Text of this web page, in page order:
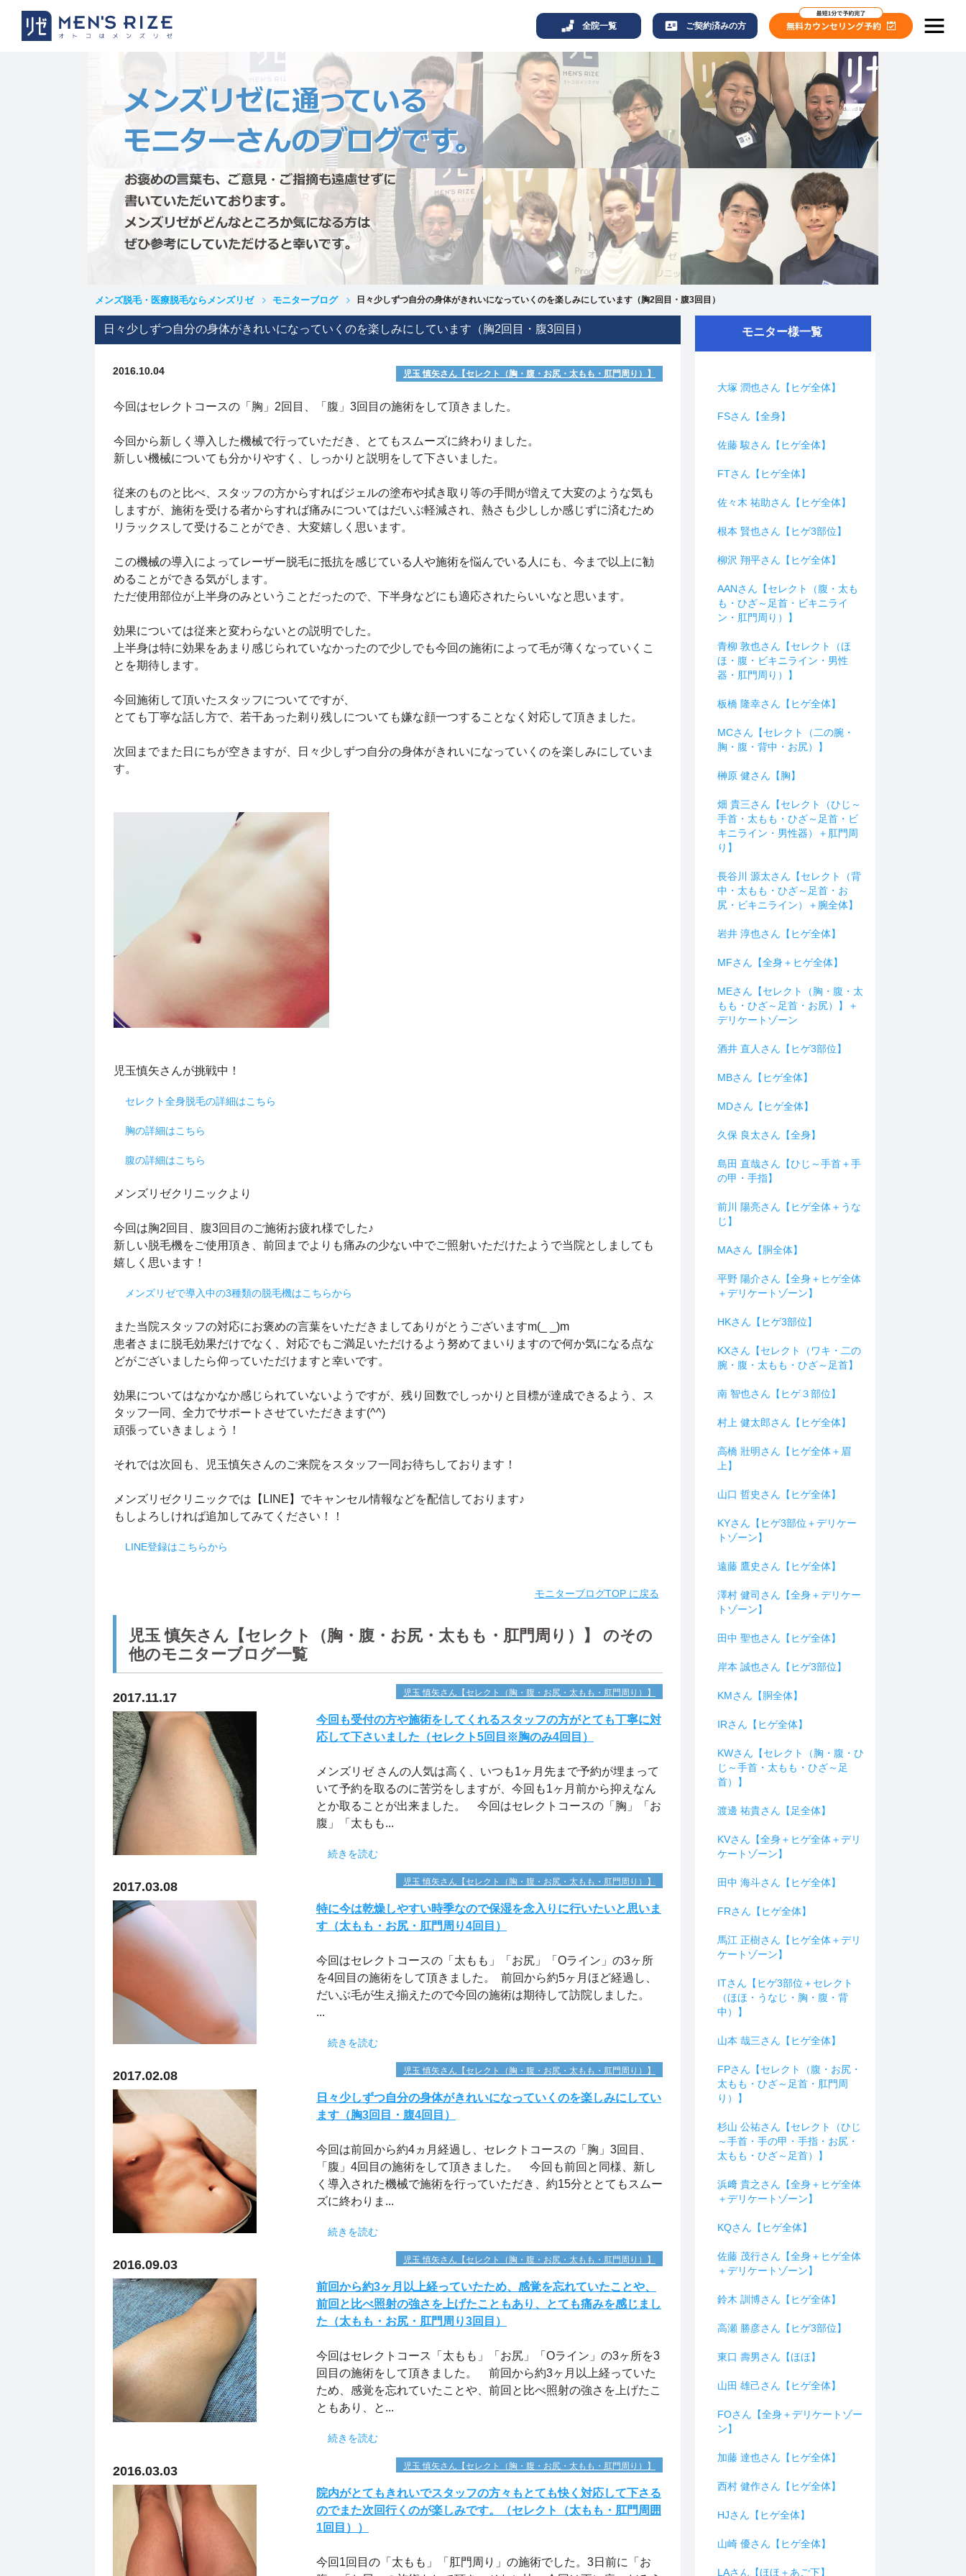
全院一覧 ご契約済みの方
メンズ脱毛・医療脱毛ならメンズリゼ モニターブログ 日々少しずつ自分の身体がきれいになっていくのを楽しみにしています（胸2回目・腹3回目）
日々少しずつ自分の身体がきれいになっていくのを楽しみにしています（胸2回目・腹3回目）
2016.10.04 児玉 慎矢さん【セレクト（胸・腹・お尻・太もも・肛門周り）】
今回はセレクトコースの「胸」2回目、「腹」3回目の施術をして頂きました。
今回から新しく導入した機械で行っていただき、とてもスムーズに終わりました。
新しい機械についても分かりやすく、しっかりと説明をして下さいました。
従来のものと比べ、スタッフの方からすればジェルの塗布や拭き取り等の手間が増えて大変のような気も
しますが、施術を受ける者からすれば痛みについてはだいぶ軽減され、熱さも少ししか感じずに済むため
リラックスして受けることができ、大変嬉しく思います。
この機械の導入によってレーザー脱毛に抵抗を感じている人や施術を悩んでいる人にも、今まで以上に勧
めることができる気がします。
ただ使用部位が上半身のみということだったので、下半身などにも適応されたらいいなと思います。
効果については従来と変わらないとの説明でした。
上半身は特に効果をあまり感じられていなかったので少しでも今回の施術によって毛が薄くなっていくこ
とを期待します。
今回施術して頂いたスタッフについてですが、
とても丁寧な話し方で、若干あった剃り残しについても嫌な顔一つすることなく対応して頂きました。
次回までまた日にちが空きますが、日々少しずつ自分の身体がきれいになっていくのを楽しみにしていま
す。
児玉慎矢さんが挑戦中！
セレクト全身脱毛の詳細はこちら
胸の詳細はこちら
腹の詳細はこちら
メンズリゼクリニックより
今回は胸2回目、腹3回目のご施術お疲れ様でした♪
新しい脱毛機をご使用頂き、前回までよりも痛みの少ない中でご照射いただけたようで当院としましても
嬉しく思います！
メンズリゼで導入中の3種類の脱毛機はこちらから
また当院スタッフの対応にお褒めの言葉をいただきましてありがとうございますm(_ _)m
患者さまに脱毛効果だけでなく、対応でもご満足いただけるよう努めてまいりますので何か気になる点な
どがございましたら仰っていただけますと幸いです。
効果についてはなかなか感じられていないようですが、残り回数でしっかりと目標が達成できるよう、ス
タッフ一同、全力でサポートさせていただきます(^^)
頑張っていきましょう！
それでは次回も、児玉慎矢さんのご来院をスタッフ一同お待ちしております！
メンズリゼクリニックでは【LINE】でキャンセル情報などを配信しております♪
もしよろしければ追加してみてください！！
LINE登録はこちらから
モニターブログTOP に戻る
児玉 慎矢さん【セレクト（胸・腹・お尻・太もも・肛門周り）】 のその
他のモニターブログ一覧
2017.11.17 児玉 慎矢さん【セレクト（胸・腹・お尻・太もも・肛門周り）】
今回も受付の方や施術をしてくれるスタッフの方がとても丁寧に対
応して下さいました（セレクト5回目※胸のみ4回目）
メンズリゼ さんの人気は高く、いつも1ヶ月先まで予約が埋まって
いて予約を取るのに苦労をしますが、今回も1ヶ月前から抑えなん
とか取ることが出来ました。 今回はセレクトコースの「胸」「お
腹」「太もも...
続きを読む
2017.03.08 児玉 慎矢さん【セレクト（胸・腹・お尻・太もも・肛門周り）】
特に今は乾燥しやすい時季なので保湿を念入りに行いたいと思いま
す（太もも・お尻・肛門周り4回目）
今回はセレクトコースの「太もも」「お尻」「Oライン」の3ヶ所
を4回目の施術をして頂きました。 前回から約5ヶ月ほど経過し、
だいぶ毛が生え揃えたので今回の施術は期待して訪院しました。
...
続きを読む
2017.02.08 児玉 慎矢さん【セレクト（胸・腹・お尻・太もも・肛門周り）】
日々少しずつ自分の身体がきれいになっていくのを楽しみにしてい
ます（胸3回目・腹4回目）
今回は前回から約4ヵ月経過し、セレクトコースの「胸」3回目、
「腹」4回目の施術をして頂きました。 今回も前回と同様、新し
く導入された機械で施術を行っていただき、約15分ととてもスムー
ズに終わりま...
続きを読む
2016.09.03 児玉 慎矢さん【セレクト（胸・腹・お尻・太もも・肛門周り）】
前回から約3ヶ月以上経っていたため、感覚を忘れていたことや、
前回と比べ照射の強さを上げたこともあり、とても痛みを感じまし
た（太もも・お尻・肛門周り3回目）
今回はセレクトコース「太もも」「お尻」「Oライン」の3ヶ所を3
回目の施術をして頂きました。 前回から約3ヶ月以上経っていた
ため、感覚を忘れていたことや、前回と比べ照射の強さを上げたこ
ともあり、と...
続きを読む
2016.03.03 児玉 慎矢さん【セレクト（胸・腹・お尻・太もも・肛門周り）】
院内がとてもきれいでスタッフの方々もとても快く対応して下さる
のでまた次回行くのが楽しみです。（セレクト（太もも・肛門周囲
1回目））
今回1回目の「太もも」「肛門周り」の施術でした。3日前に「お
モニター様一覧
大塚 潤也さん【ヒゲ全体】
FSさん【全身】
佐藤 駿さん【ヒゲ全体】
FTさん【ヒゲ全体】
佐々木 祐助さん【ヒゲ全体】
根本 賢也さん【ヒゲ3部位】
柳沢 翔平さん【ヒゲ全体】
AANさん【セレクト（腹・太も
も・ひざ～足首・ビキニライ
ン・肛門周り）】
青柳 敦也さん【セレクト（ほ
ほ・腹・ビキニライン・男性
器・肛門周り）】
板橋 隆幸さん【ヒゲ全体】
MCさん【セレクト（二の腕・
胸・腹・背中・お尻）】
榊原 健さん【胸】
畑 貴三さん【セレクト（ひじ～
手首・太もも・ひざ～足首・ビ
キニライン・男性器）＋肛門周
り】
長谷川 源太さん【セレクト（背
中・太もも・ひざ～足首・お
尻・ビキニライン）＋腕全体】
岩井 淳也さん【ヒゲ全体】
MFさん【全身＋ヒゲ全体】
MEさん【セレクト（胸・腹・太
もも・ひざ～足首・お尻）】＋
デリケートゾーン
酒井 直人さん【ヒゲ3部位】
MBさん【ヒゲ全体】
MDさん【ヒゲ全体】
久保 良太さん【全身】
島田 直哉さん【ひじ～手首＋手
の甲・手指】
前川 陽亮さん【ヒゲ全体＋うな
じ】
MAさん【胴全体】
平野 陽介さん【全身＋ヒゲ全体
＋デリケートゾーン】
HKさん【ヒゲ3部位】
KXさん【セレクト（ワキ・二の
腕・腹・太もも・ひざ～足首】
南 智也さん【ヒゲ３部位】
村上 健太郎さん【ヒゲ全体】
高橋 壯明さん【ヒゲ全体＋眉
上】
山口 哲史さん【ヒゲ全体】
KYさん【ヒゲ3部位＋デリケー
トゾーン】
遠藤 鷹史さん【ヒゲ全体】
澤村 健司さん【全身＋デリケー
トゾーン】
田中 聖也さん【ヒゲ全体】
岸本 誠也さん【ヒゲ3部位】
KMさん【胴全体】
IRさん【ヒゲ全体】
KWさん【セレクト（胸・腹・ひ
じ～手首・太もも・ひざ～足
首）】
渡邊 祐貴さん【足全体】
KVさん【全身＋ヒゲ全体＋デリ
ケートゾーン】
田中 海斗さん【ヒゲ全体】
FRさん【ヒゲ全体】
馬江 正樹さん【ヒゲ全体＋デリ
ケートゾーン】
ITさん【ヒゲ3部位＋セレクト
（ほほ・うなじ・胸・腹・背
中）】
山本 哉三さん【ヒゲ全体】
FPさん【セレクト（腹・お尻・
太もも・ひざ～足首・肛門周
り）】
杉山 公祐さん【セレクト（ひじ
～手首・手の甲・手指・お尻・
太もも・ひざ～足首）】
浜﨑 貴之さん【全身＋ヒゲ全体
＋デリケートゾーン】
KQさん【ヒゲ全体】
佐藤 茂行さん【全身＋ヒゲ全体
＋デリケートゾーン】
鈴木 訓博さん【ヒゲ全体】
高瀬 勝彦さん【ヒゲ3部位】
東口 壽男さん【ほほ】
山田 雄己さん【ヒゲ全体】
FOさん【全身＋デリケートゾー
ン】
加藤 達也さん【ヒゲ全体】
西村 健作さん【ヒゲ全体】
HJさん【ヒゲ全体】
山崎 優さん【ヒゲ全体】
LAさん【ほほ＋あご下】